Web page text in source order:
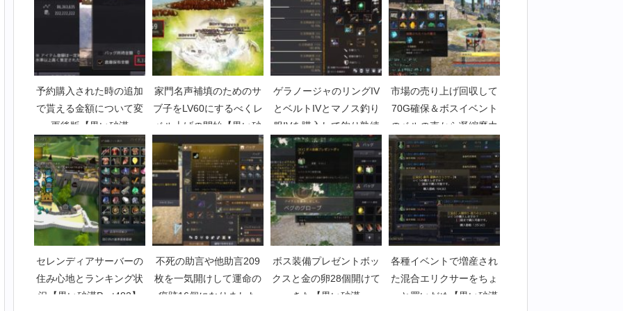
予約購入された時の追加
で貰える金額について変
更後版【黒い砂漠
Part2135】
家門名声補填のためのサ
ブ子をLV60にするべくレ
ベル上げの開始【黒い砂
漠Part2435】
ゲラノージャのリングIV
とベルトIVとマノス釣り
服IVを購入して釣り熟練
1370達成【黒い砂漠
Part2861】
市場の売り上げ回収して
70G確保＆ボスイベント
のベルの束から凝縮魔力
出た【黒い砂漠
Part3694】
セレンディアサーバーの
住み心地とランキング状
況【黒い砂漠Part482】
不死の助言や他助言209
枚を一気開けして運命の
痕跡16個になりました
ボス装備プレゼントボッ
クスと金の卵28個開けて
きた【黒い砂漠
各種イベントで増産され
た混合エリクサーをちょ
っと買いだめ【黒い砂漠